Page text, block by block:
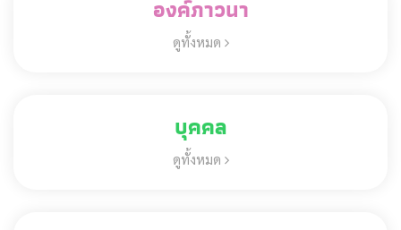
องค์ภาวนา
ดูทั้งหมด
บุคคล
ดูทั้งหมด